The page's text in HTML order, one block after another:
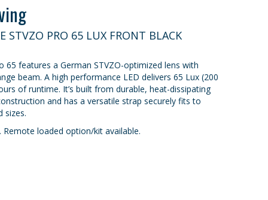
STVZO PRO 65 LUX FRONT BLACK
65 features a German STVZO-optimized lens with
beam. A high performance LED delivers 65 Lux (200
of runtime. It’s built from durable, heat-dissipating
and has a versatile strap securely fits to
sizes.
loaded option/kit available.